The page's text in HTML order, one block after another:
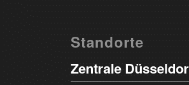
Standorte
Zentrale